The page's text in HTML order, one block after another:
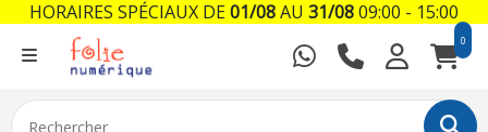
0
HORAIRES SPÉCIAUX DE01/08AU 31/0809:00 - 15:00